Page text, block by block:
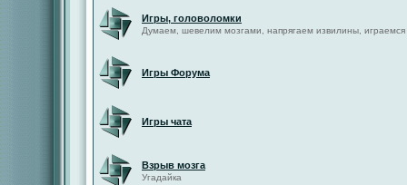
Игры, головоломки
Думаем, шевелим мозгами, напрягаем извилины,
Игры Форума
Игры чата
Взрыв мозга
Угадайка